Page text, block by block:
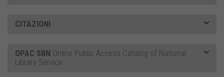
CITAZIONI
OPAC SBN Online Public Access Catalog of National
Library Service